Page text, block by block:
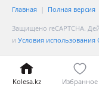
Главная Полная версия
Защищено reCAPTCHA.
и Условия использования
Kolesa.kz Избранное